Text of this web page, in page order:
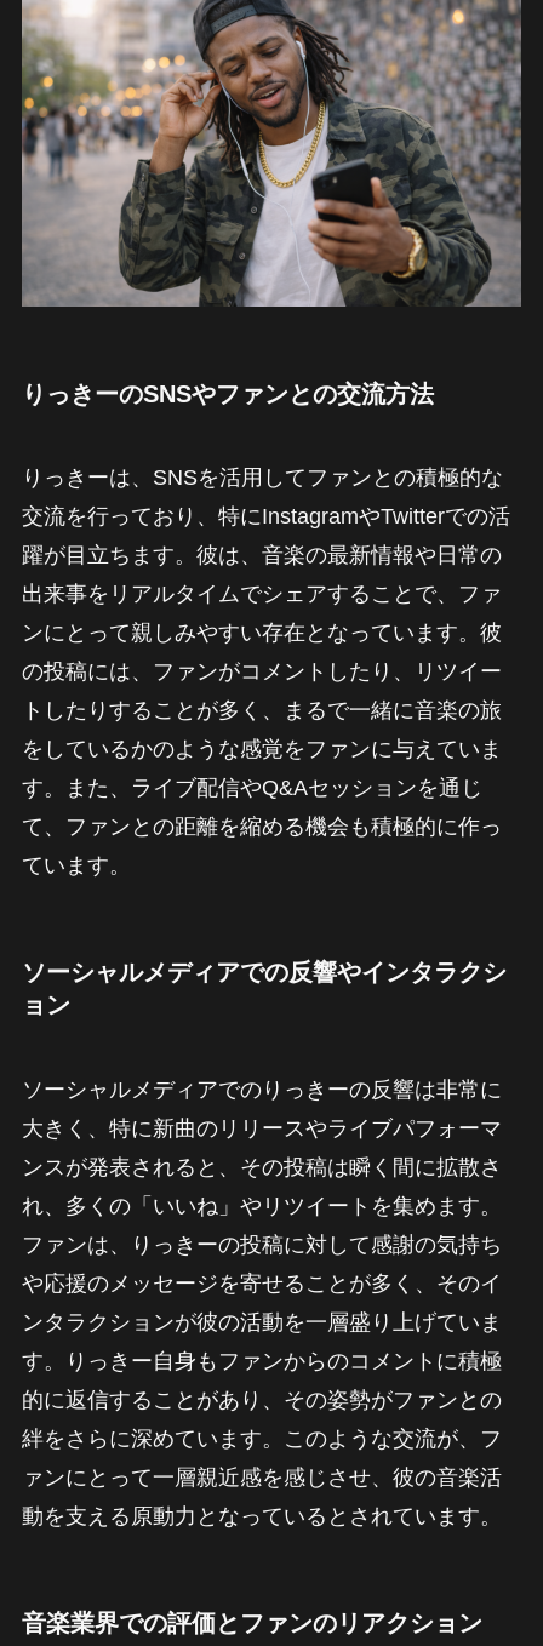
りっきーのSNSやファンとの交流方法
りっきーは、SNSを活用してファンとの積極的な
交流を行っており、特にInstagramやTwitterでの活
躍が目立ちます。彼は、音楽の最新情報や日常の
出来事をリアルタイムでシェアすることで、ファ
ンにとって親しみやすい存在となっています。彼
の投稿には、ファンがコメントしたり、リツイー
トしたりすることが多く、まるで一緒に音楽の旅
をしているかのような感覚をファンに与えていま
す。また、ライブ配信やQ&Aセッションを通じ
て、ファンとの距離を縮める機会も積極的に作っ
ています。
ソーシャルメディアでの反響やインタラクシ
ョン
ソーシャルメディアでのりっきーの反響は非常に
大きく、特に新曲のリリースやライブパフォーマ
ンスが発表されると、その投稿は瞬く間に拡散さ
れ、多くの「いいね」やリツイートを集めます。
ファンは、りっきーの投稿に対して感謝の気持ち
や応援のメッセージを寄せることが多く、そのイ
ンタラクションが彼の活動を一層盛り上げていま
す。りっきー自身もファンからのコメントに積極
的に返信することがあり、その姿勢がファンとの
絆をさらに深めています。このような交流が、フ
ァンにとって一層親近感を感じさせ、彼の音楽活
動を支える原動力となっているとされています。
音楽業界での評価とファンのリアクション